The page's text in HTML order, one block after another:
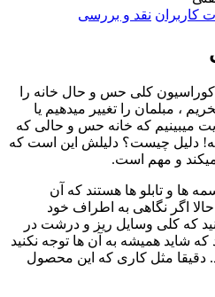
کاربران نقد و بررسی
کلی حس و حال خانه را
، مبلمان را تغییر میدهیم یا
میبینیم که خانه حس و حالی که
دلیل چیست؟ دلیلش این است که
و مهم است.
ها و تابلو ها هستند که آن
اگر نگاهی به اطراف خود
که کلی وسایل ریز و درشت در
شاید همیشه به آن ها توجه نکنید
دقیقا مثل کاری که این محصول